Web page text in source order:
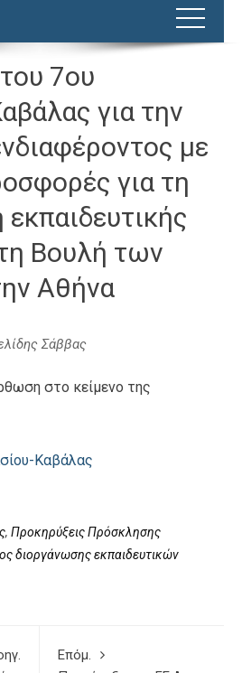
7ου
για την
με
για τη
Βουλή των
Αθήνα
Σάββας
στο κείμενο της
Καβάλας
, Προκηρύξεις Πρόσκλησης
διοργάνωσης εκπαιδευτικών
Επόμ.